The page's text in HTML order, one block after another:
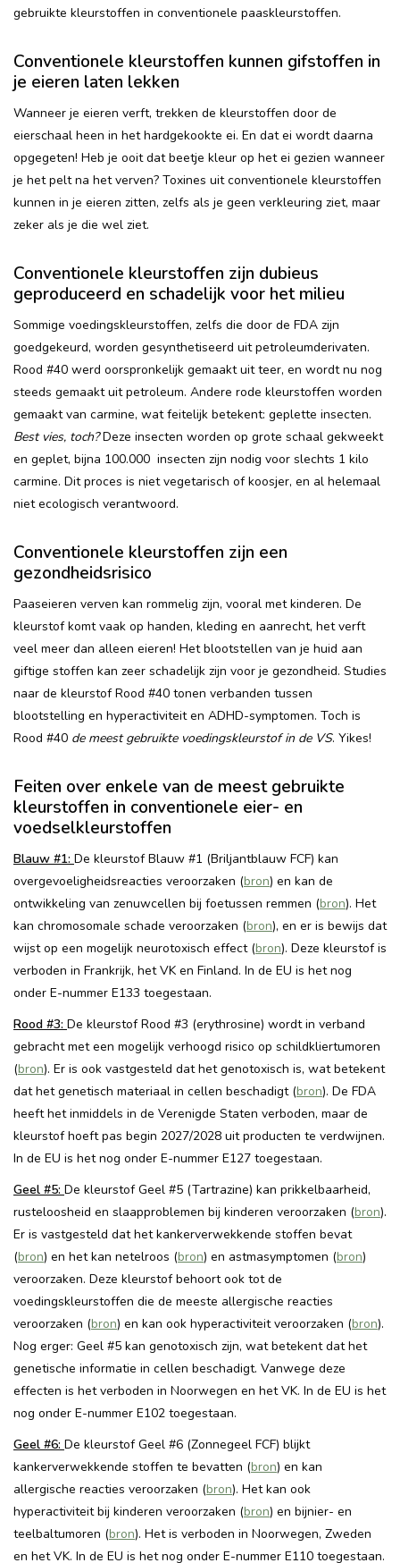
gebruikte kleurstoffen in conventionele paaskleurstoffen.
Conventionele kleurstoffen kunnen gifstoffen in
je eieren laten lekken
Wanneer je eieren verft, trekken de kleurstoffen door de
eierschaal heen in het hardgekookte ei. En dat ei wordt daarna
opgegeten! Heb je ooit dat beetje kleur op het ei gezien wanneer
je het pelt na het verven? Toxines uit conventionele kleurstoffen
kunnen in je eieren zitten, zelfs als je geen verkleuring ziet, maar
zeker als je die wel ziet.
Conventionele kleurstoffen zijn dubieus
geproduceerd en schadelijk voor het milieu
Sommige voedingskleurstoffen, zelfs die door de FDA zijn
goedgekeurd, worden gesynthetiseerd uit petroleumderivaten.
Rood #40 werd oorspronkelijk gemaakt uit teer, en wordt nu nog
steeds gemaakt uit petroleum. Andere rode kleurstoffen worden
gemaakt van carmine, wat feitelijk betekent: geplette insecten.
Best vies, toch?Deze insecten worden op grote schaal gekweekt
en geplet, bijna 100.000 insecten zijn nodig voor slechts 1 kilo
carmine. Dit proces is niet vegetarisch of koosjer, en al helemaal
niet ecologisch verantwoord.
Conventionele kleurstoffen zijn een
gezondheidsrisico
Paaseieren verven kan rommelig zijn, vooral met kinderen. De
kleurstof komt vaak op handen, kleding en aanrecht, het verft
veel meer dan alleen eieren! Het blootstellen van je huid aan
giftige stoffen kan zeer schadelijk zijn voor je gezondheid. Studies
naar de kleurstof Rood #40 tonen verbanden tussen
blootstelling en hyperactiviteit en ADHD-symptomen. Toch is
Rood #40 de meest gebruikte voedingskleurstof in de VS. Yikes!
Feiten over enkele van de meest gebruikte
kleurstoffen in conventionele eier- en
voedselkleurstoffen
Blauw #1: De kleurstof Blauw #1 (Briljantblauw FCF) kan
overgevoeligheidsreacties veroorzaken (bron) en kan de
ontwikkeling van zenuwcellen bij foetussen remmen (bron). Het
kan chromosomale schade veroorzaken (bron), en er is bewijs dat
wijst op een mogelijk neurotoxisch effect (bron). Deze kleurstof is
verboden in Frankrijk, het VK en Finland. In de EU is het nog
onder E-nummer E133 toegestaan.
Rood #3: De kleurstof Rood #3 (erythrosine) wordt in verband
gebracht met een mogelijk verhoogd risico op schildkliertumoren
(bron). Er is ook vastgesteld dat het genotoxisch is, wat betekent
dat het genetisch materiaal in cellen beschadigt (bron). De FDA
heeft het inmiddels in de Verenigde Staten verboden, maar de
kleurstof hoeft pas begin 2027/2028 uit producten te verdwijnen.
In de EU is het nog onder E-nummer E127 toegestaan.
Geel #5: De kleurstof Geel #5 (Tartrazine) kan prikkelbaarheid,
rusteloosheid en slaapproblemen bij kinderen veroorzaken (bron).
Er is vastgesteld dat het kankerverwekkende stoffen bevat
(bron) en het kan netelroos (bron) en astmasymptomen (bron)
veroorzaken. Deze kleurstof behoort ook tot de
voedingskleurstoffen die de meeste allergische reacties
veroorzaken (bron) en kan ook hyperactiviteit veroorzaken (bron).
Nog erger: Geel #5 kan genotoxisch zijn, wat betekent dat het
genetische informatie in cellen beschadigt. Vanwege deze
effecten is het verboden in Noorwegen en het VK. In de EU is het
nog onder E-nummer E102 toegestaan.
Geel #6: De kleurstof Geel #6 (Zonnegeel FCF) blijkt
kankerverwekkende stoffen te bevatten (bron) en kan
allergische reacties veroorzaken (bron). Het kan ook
hyperactiviteit bij kinderen veroorzaken (bron) en bijnier- en
teelbaltumoren (bron). Het is verboden in Noorwegen, Zweden
en het VK. In de EU is het nog onder E-nummer E110 toegestaan.